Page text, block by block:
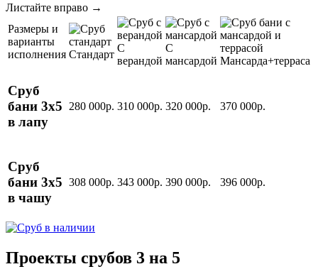
Листайте вправо →
Размеры и
варианты
исполнения Стандарт
С
верандой
С
мансардой Мансарда+терраса
Сруб
бани 3х5
в лапу
280 000р. 310 000р. 320 000р. 370 000р.
Сруб
бани 3х5
в чашу
308 000р. 343 000р. 390 000р. 396 000р.
Проекты срубов 3 на 5